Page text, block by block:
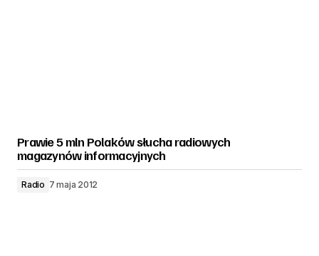
Prawie 5 mln Polaków słucha radiowych
magazynów informacyjnych
Radio 7 maja 2012